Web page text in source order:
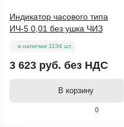
0
Индикатор часового типа
ИЧ-5 0,01 без ушка ЧИЗ
в наличии 1134 шт.
3 623 руб. без НДС
В корзину